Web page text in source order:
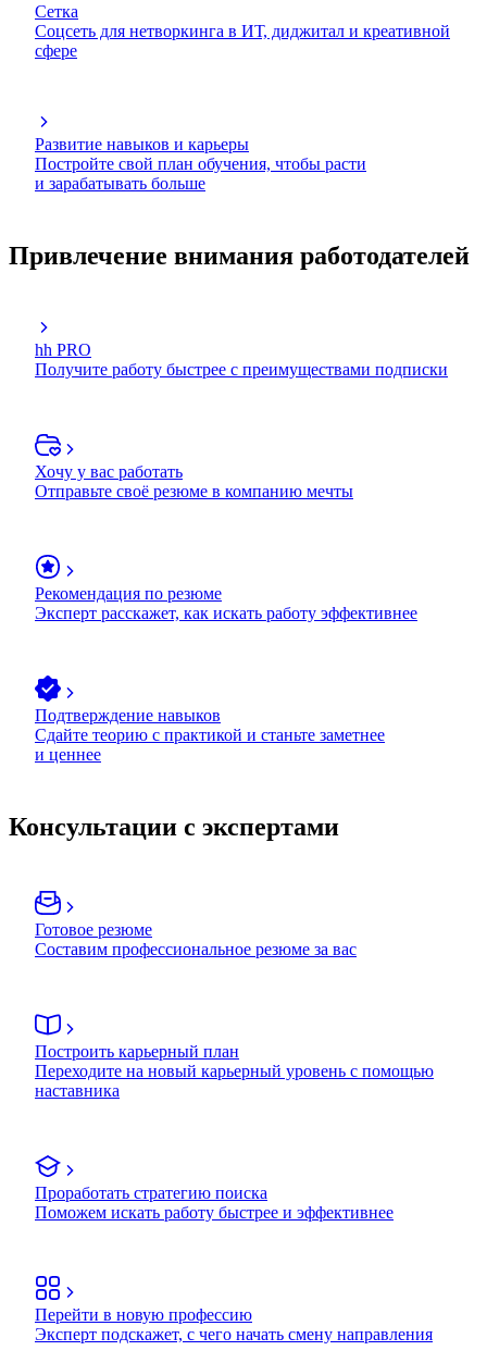
Сетка
Соцсеть для нетворкинга в ИТ, диджитал и креативной
сфере
Развитие навыков и карьеры
Постройте свой план обучения, чтобы расти
и зарабатывать больше
Привлечение внимания работодателей
hh PRO
Получите работу быстрее с преимуществами подписки
Хочу у вас работать
Отправьте своё резюме в компанию мечты
Рекомендация по резюме
Эксперт расскажет, как искать работу эффективнее
Подтверждение навыков
Сдайте теорию с практикой и станьте заметнее
и ценнее
Консультации с экспертами
Готовое резюме
Составим профессиональное резюме за вас
Построить карьерный план
Переходите на новый карьерный уровень с помощью
наставника
Проработать стратегию поиска
Поможем искать работу быстрее и эффективнее
Перейти в новую профессию
Эксперт подскажет, с чего начать смену направления